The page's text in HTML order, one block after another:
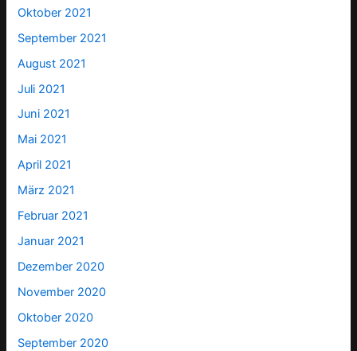
Oktober 2021
September 2021
August 2021
Juli 2021
Juni 2021
Mai 2021
April 2021
März 2021
Februar 2021
Januar 2021
Dezember 2020
November 2020
Oktober 2020
September 2020